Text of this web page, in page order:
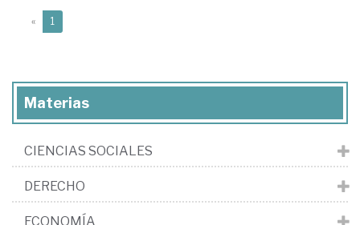
« 1
Materias
CIENCIAS SOCIALES
DERECHO
ECONOMÍA